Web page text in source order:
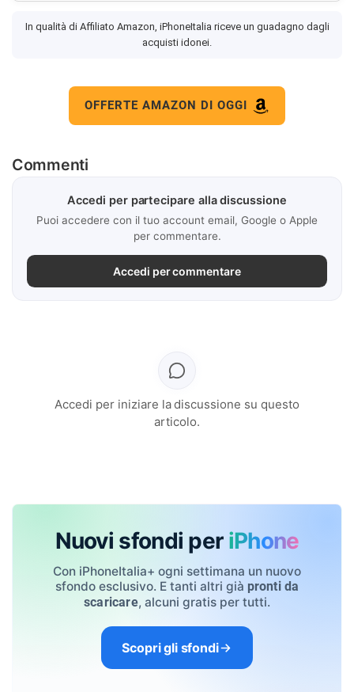
In qualità di Affiliato Amazon, iPhoneItalia riceve un guadagno dagli
acquisti idonei.
OFFERTE AMAZON DI OGGI
Commenti
Accedi per partecipare alla discussione
Puoi accedere con il tuo account email, Google o Apple
per commentare.
Accedi per commentare
Accedi per iniziare la discussione su questo
articolo.
Nuovi sfondi per iPhone
Con iPhoneItalia+ ogni settimana un nuovo
sfondo esclusivo. E tanti altri già pronti da
scaricare, alcuni gratis per tutti.
Scopri gli sfondi